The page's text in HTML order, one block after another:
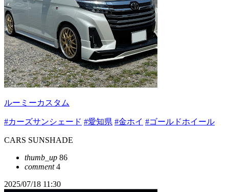
ルーミーカスタム
#カーズサンシェード #愛知県 #金ホイ #ゴールドホイール
CARS SUNSHADE
thumb_up 86
comment4
2025/07/18 11:30